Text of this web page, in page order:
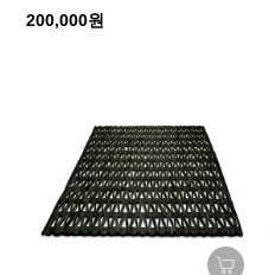
200,000원